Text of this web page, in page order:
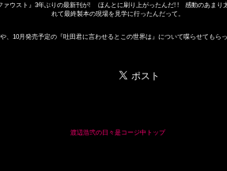
ァウスト』3年ぶりの最新刊が! ほんとに刷り上がったんだ! ! 感動のあまり
れて最終製本の現場を見学に行ったんだって。
や、10月発売予定の『吐田君に言わせるとこの世界は』について喋らせてもら
渡辺浩弐の日々是コージ中トップ